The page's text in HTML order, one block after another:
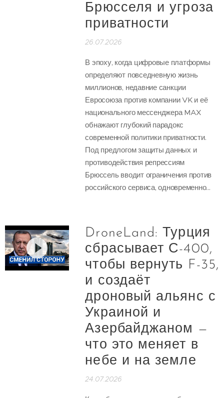
Брюсселя и угроза
приватности
26.07.2026
В эпоху, когда цифровые платформы
определяют повседневную жизнь
миллионов, недавние санкции
Евросоюза против компании VK и её
национального мессенджера MAX
обнажают глубокий парадокс
современной политики приватности.
Под предлогом защиты данных и
противодействия репрессиям
Брюссель вводит ограничения против
российского сервиса, одновременно...
DroneLand: Турция
сбрасывает С-400,
чтобы вернуть F-35,
и создаёт
дроновый альянс с
Украиной и
Азербайджаном —
что это меняет в
небе и на земле
24.07.2026